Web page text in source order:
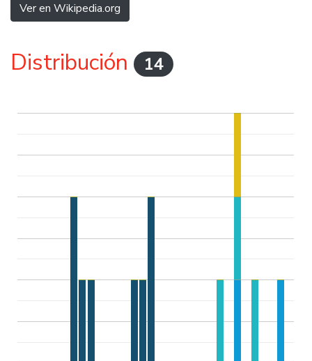
Ver en Wikipedia.org
Distribución 14